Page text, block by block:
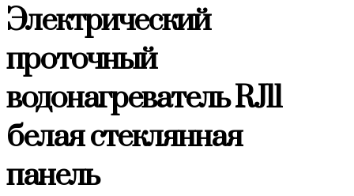
Электрический
проточный
водонагреватель RJ11
белая стеклянная
панель